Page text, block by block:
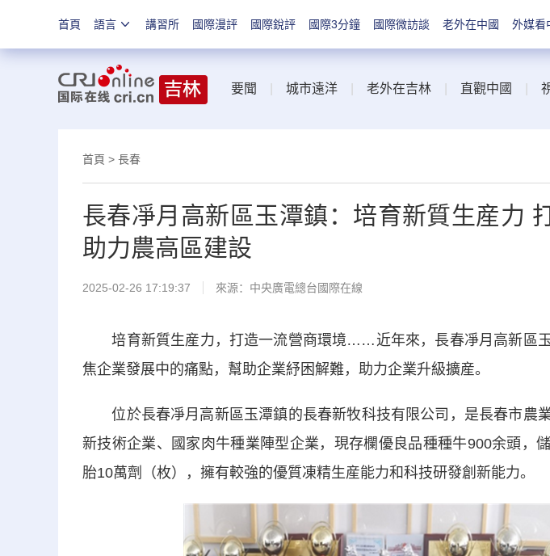
首頁 語言 講習所 國際漫評 國際銳評 國際3分鐘 國際微訪談 老外在中國 外媒看
要聞 城市遠洋 老外在吉林 直觀中國
首頁 > 長春
長春凈月高新區玉潭鎮：培育新質生産力
助力農高區建設
2025-02-26 17:19:37 來源：中央廣電總台國際在線
培育新質生産力，打造一流營商環境……近年來，長春凈月高新區玉
焦企業發展中的痛點，幫助企業紓困解難，助力企業升級擴産。
位於長春凈月高新區玉潭鎮的長春新牧科技有限公司，是長春市農
新技術企業、國家肉牛種業陣型企業，現存欄優良品種種牛900余頭，
胎10萬劑（枚），擁有較強的優質凍精生産能力和科技研發創新能力。